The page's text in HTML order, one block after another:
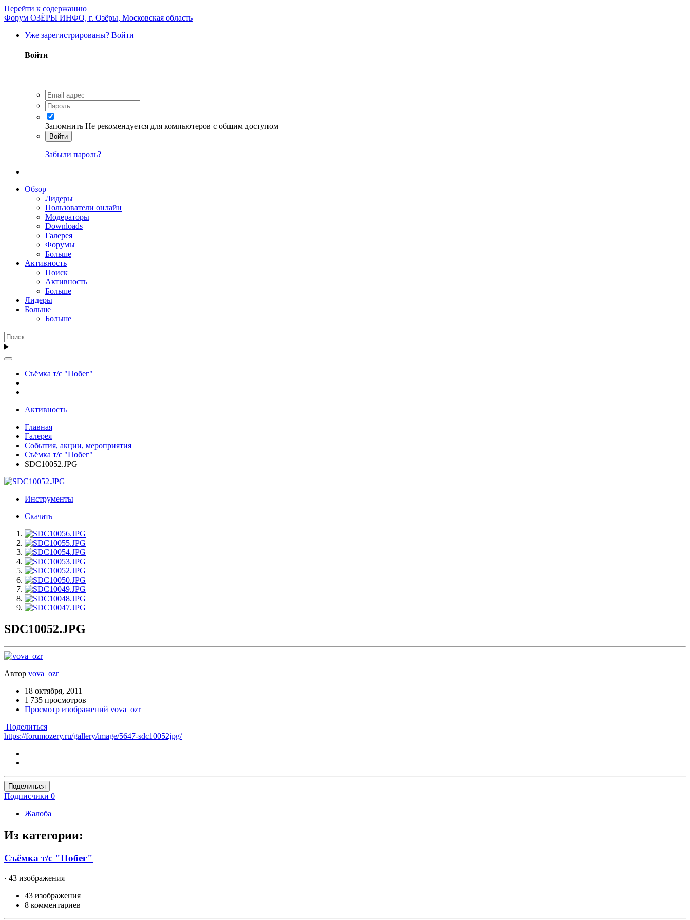
Перейти к содержанию
Форум ОЗЁРЫ ИНФО, г. Озёры, Московская область
Уже зарегистрированы? Войти
Войти
Запомнить Не рекомендуется для компьютеров с общим доступом
Войти
Забыли пароль?
Обзор
Лидеры
Пользователи онлайн
Модераторы
Downloads
Галерея
Форумы
Больше
Активность
Поиск
Активность
Больше
Лидеры
Больше
Больше
Съёмка т/с "Побег"
Активность
Главная
Галерея
События, акции, мероприятия
Съёмка т/с "Побег"
SDC10052.JPG
Инструменты
Скачать
SDC10052.JPG
Автор vova_ozr
18 октября, 2011
1 735 просмотров
Просмотр изображений vova_ozr
Поделиться
https://forumozery.ru/gallery/image/5647-sdc10052jpg/
Поделиться
Подписчики 0
Жалоба
Из категории:
Съёмка т/с "Побег"
· 43 изображения
43 изображения
8 комментариев